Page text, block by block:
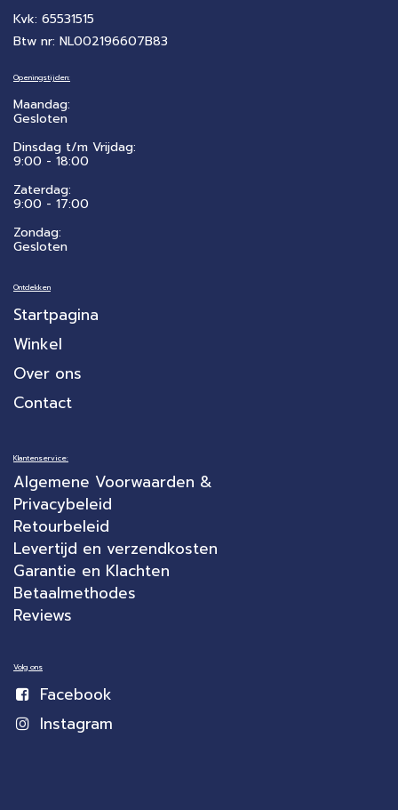
Kvk: 65531515
Btw nr: NL002196607B83
Openingstijden:
Maandag:
Gesloten
Dinsdag t/m Vrijdag:
9:00 - 18:00
Zaterdag:
​9:00 - 17:00
Zondag:
Gesloten
Ontdekken
Startpagina
Winkel
Over ons
Contact
Klantenservice:
Algemene Voorwaarden &
Privacybeleid
Retourbeleid
Levertijd en verzendkosten
Garantie en Klachten
Betaalmethodes
Reviews
Volg ons
Facebook
Instagram